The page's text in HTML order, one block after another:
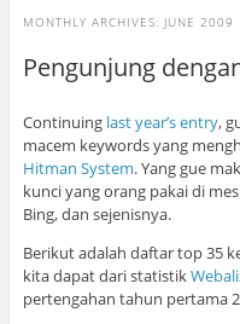
MONTHLY ARCHIVES: JUNE 2009
Pengunjung
Continuing last year’s entry,
macem keywords yang
Hitman System. Yang gue
kunci yang orang pakai di
Bing, dan sejenisnya.
Berikut adalah daftar top 35
kita dapat dari statistik
pertengahan tahun pertama